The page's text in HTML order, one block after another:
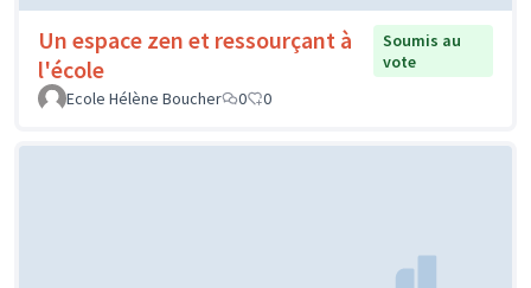
Un espace zen et ressourçant à
l'école
Soumis au
vote
Ecole Hélène Boucher
0 0